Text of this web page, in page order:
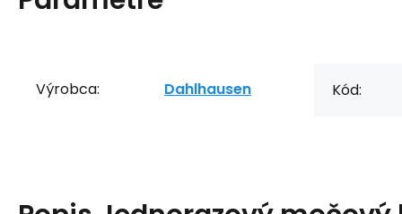
Výrobca: Dahlhausen Kód: